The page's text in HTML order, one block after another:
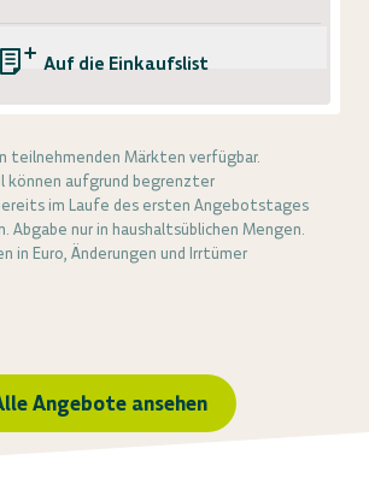
Auf die Einkaufsliste
teilnehmenden Märkten verfügbar.
aufgrund begrenzter
im Laufe des ersten Angebotstages
Abgabe nur in haushaltsüblichen Mengen.
in Euro, Änderungen und Irrtümer
Angebote ansehen